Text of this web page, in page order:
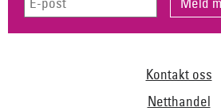
Kontakt oss
Netthandel